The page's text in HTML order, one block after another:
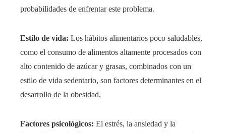
probabilidades de enfrentar este problema.
Estilo de vida: Los hábitos alimentarios poco saludables,
como el consumo de alimentos altamente procesados con
alto contenido de azúcar y grasas, combinados con un
estilo de vida sedentario, son factores determinantes en el
desarrollo de la obesidad.
Factores psicológicos: El estrés, la ansiedad y la